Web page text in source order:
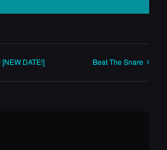
DATE!] Beat The Snare